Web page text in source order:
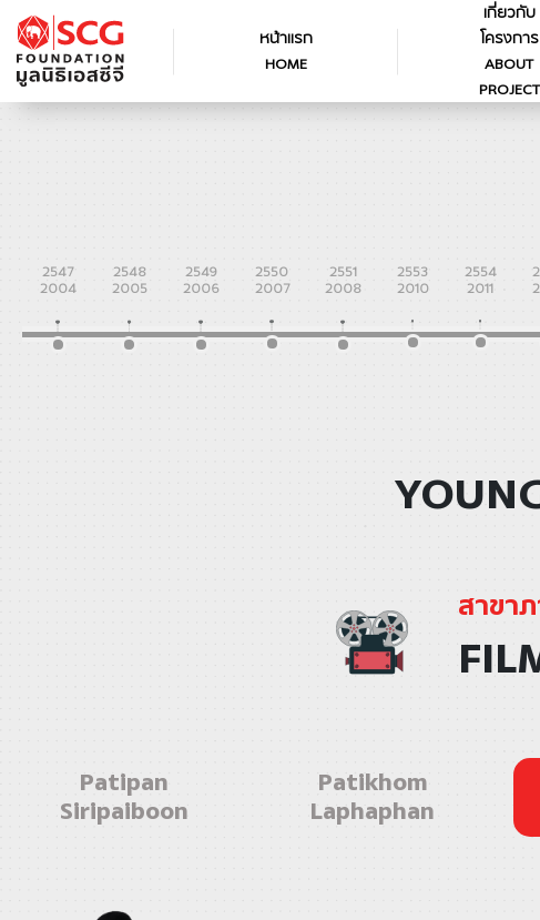
หน้าแรก
HOME
เกี่ยวกับ
โครงการ
ABOUT
PROJECT
2547
2004
2548
2005
2549
2006
2550
2007
2551
2008
2553
2010
2554
2011
สาขา
Patipan
Siripaiboon
Patikhom
Laphaphan